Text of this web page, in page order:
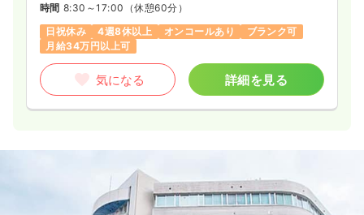
時間 8:30～17:00 （休憩60分）
日祝休み
4週8休以上 オンコールあり
ブランク可
月給34万円以上可
気になる 詳細を見る